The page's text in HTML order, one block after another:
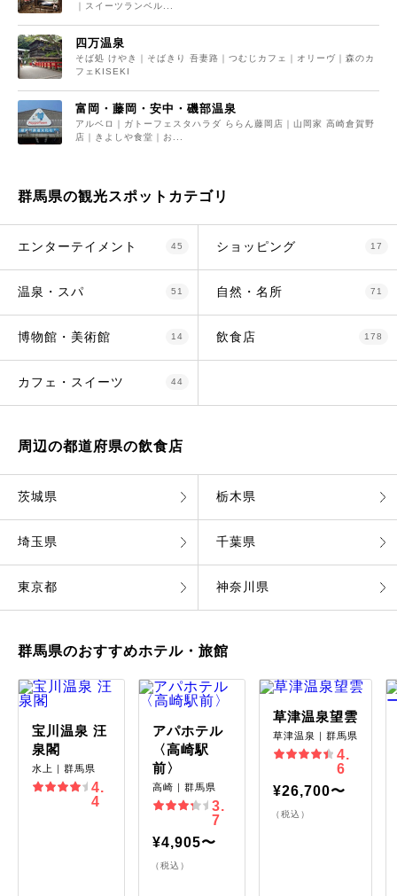
｜スイーツランベル...
四万温泉
そば処 けやき｜そばきり 吾妻路｜つむじカフェ｜オリーヴ｜森のカ
フェKISEKI
富岡・藤岡・安中・磯部温泉
アルベロ｜ガトーフェスタハラダ ららん藤岡店｜山岡家 高崎倉賀野
店｜きよしや食堂｜お...
群馬県の観光スポットカテゴリ
エンターテイメント 45 ショッピング 17
温泉・スパ 51 自然・名所 71
博物館・美術館 14 飲食店 178
カフェ・スイーツ 44
周辺の都道府県の飲食店
茨城県 栃木県
埼玉県 千葉県
東京都 神奈川県
群馬県のおすすめホテル・旅館
宝川温泉 汪
泉閣
水上｜群馬県
4.
4
アパホテル
〈高崎駅
前〉
高崎｜群馬県
3.
7
¥4,905〜
（税込）
草津温泉望雲
草津温泉｜群馬県
4.
6
¥26,700〜
（税込）